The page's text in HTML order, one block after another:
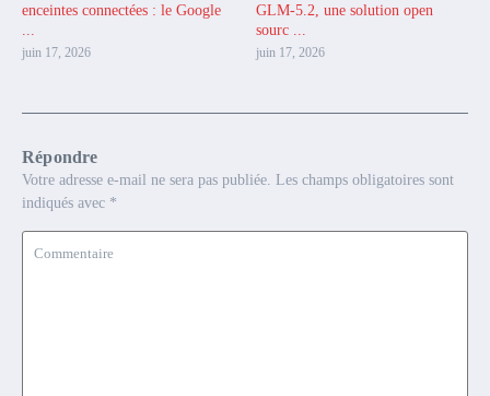
enceintes connectées : le Google
juin 17, 2026
GLM-5.2, une solution open
sourc ...
juin 17, 2026
Répondre
Votre adresse e-mail ne sera pas publiée. Les champs obligatoires sont
indiqués avec *